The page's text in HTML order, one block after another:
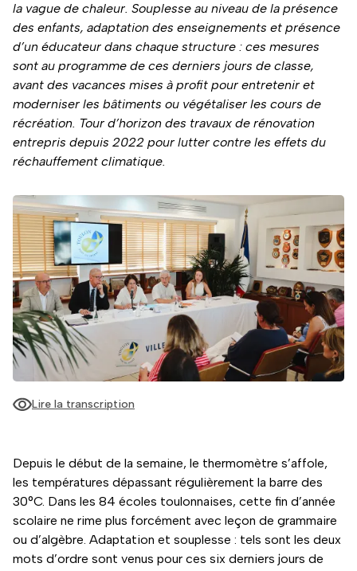
la vague de chaleur. Souplesse au niveau de la présence
des enfants, adaptation des enseignements et présence
d’un éducateur dans chaque structure : ces mesures
sont au programme de ces derniers jours de classe,
avant des vacances mises à profit pour entretenir et
moderniser les bâtiments ou végétaliser les cours de
récréation. Tour d’horizon des travaux de rénovation
entrepris depuis 2022 pour lutter contre les effets du
réchauffement climatique.
Lire la transcription
Depuis le début de la semaine, le thermomètre s’affole,
les températures dépassant régulièrement la barre des
30°C. Dans les 84 écoles toulonnaises, cette fin d’année
scolaire ne rime plus forcément avec leçon de grammaire
ou d’algèbre. Adaptation et souplesse : tels sont les deux
mots d’ordre sont venus pour ces six derniers jours de